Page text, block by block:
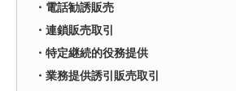
・電話勧誘販売
・連鎖販売取引
・特定継続的役務提供
・業務提供誘引販売取引